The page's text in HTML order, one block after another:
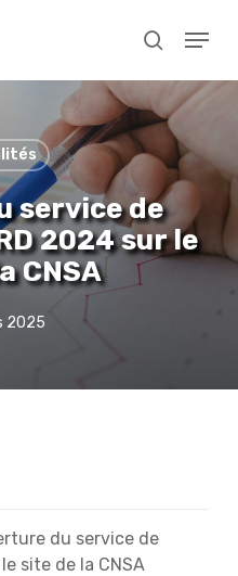
search
Menu
service de
2024 sur le
CNSA
2025
du service de
site de la CNSA
Menu